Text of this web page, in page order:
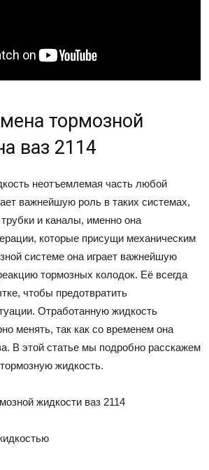
тормозной
ваз 2114
неотъемлемая часть любой
важнейшую роль в таких системах,
и каналы, именно она
которые присущи механическим
системе она играет важнейшую
тормозных колодок. Её всегда
чтобы предотвратить
Отработанную жидкость
менять, так как со временем она
В этой статье мы подробно расскажем
жидкость.